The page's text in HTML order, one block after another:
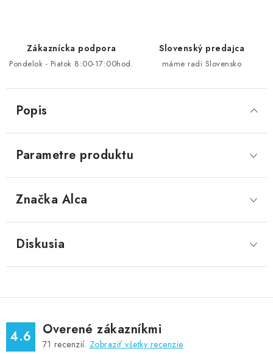
Zákaznícka podpora
Pondelok - Piatok 8:00-17:00hod.
Slovenský predajca
máme radi Slovensko
Popis
Parametre produktu
Značka Alca
Diskusia
4.6 Overené zákazníkmi
71 recenzií. Zobraziť všetky recenzie